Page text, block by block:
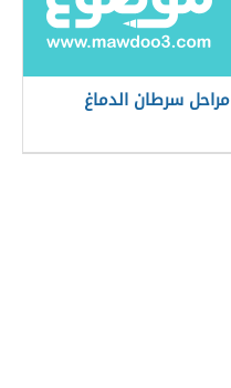
مراحل سرطان الدماغ